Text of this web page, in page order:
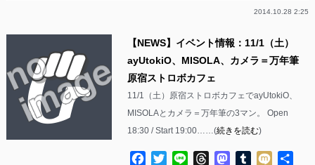
2014.10.28 2:25
【NEWS】イベント情報：11/1（土）
ayUtokiO、MISOLA、カメラ＝万年筆
原宿ストロボカフェ
11/1（土）原宿ストロボカフェでayUtokiO、
MISOLAとカメラ＝万年筆の3マン。 Open
18:30 / Start 19:00……(続きを読む)
Facebook
TwitterLine ThreadsMastodon
Tumblr
Mixi